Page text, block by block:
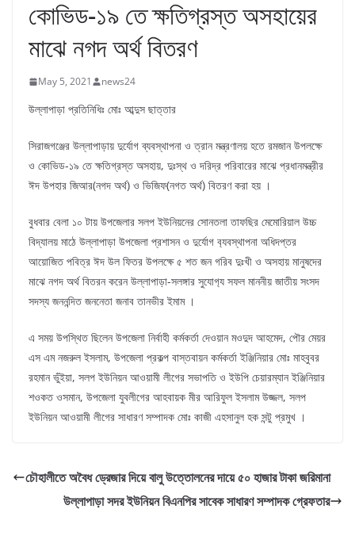
কোভিড-১৯ তে ক্ষতিগ্রস্ত অসহায়ের
মাঝে নগদ অর্থ বিতরণ
May 5, 2021 news24
উল্লাপাড়া প্রতিনিধিঃ মোঃ আব্দুস ছাত্তার
সিরাজগঞ্জের উল্লাপাড়ায় দুর্যোগ ব্যবস্থাপনা ও ত্রান মন্ত্রণালয় হতে রমজান উপলক্ষে
ও কোভিড-১৯ তে ক্ষতিগ্রস্ত অসহায়, দুঃস্থ ও দরিদ্র পরিবারের মাঝে প্রধানমন্ত্রীর
ঈদ উপহার জিআর(নগদ অর্থ) ও ভিজিফ(নগত অর্থ) বিতরণ করা হয় ।
বুধবার বেলা ১০ টায় উপজেলার সলপ ইউনিয়নের সোনতলা তাফছির মেমোরিয়াল উচ্চ
বিদ্যালয় মাঠে উল্লাপাড়া উপজেলা প্রশাসন ও দুর্যোগ ব‍্যবস্থাপনা অধিদপ্তর
আয়োজিত পবিত্র ঈদ উল ফিতর উপলক্ষে ৫ শত জন গরিব দুঃখী ও অসহায় মানুষদের
মাঝে নগদ অর্থ বিতরন করেন উল্লাপাড়া-সলঙ্গার সুযোগ‍্য সফল মাননীয় জাতীয় সংসদ
সদস্য জননন্দিত জননেতা জনাব তানভীর ইমাম ।
এ সময় উপস্থিত ছিলেন উপজেলা নির্বাহী কর্মকর্তা দেওয়ান মওদুদ আহমেদ, পৌর মেয়র
এস এম নজরুল ইসলাম, উপজেলা প্রকল্প বাস্তবায়ন কর্মকর্তা ইঞ্জিনিয়ার মোঃ মাহবুবর
রহমান ভুঁইয়া, সলপ ইউনিয়ন আওয়ামী লীগের সভাপতি ও ইউপি চেয়ারম্যান ইঞ্জিনিয়ার
শওকত ওসমান, উপজেলা যুবলীগের আহবায়ক মীর আরিফুল ইসলাম উজ্জল, সলপ
ইউনিয়ন আওয়ামী লীগের সাধারণ সম্পাদক মোঃ কাজী এহসানুল হক সন্টু প্রমুখ ।
চৌহালীতে অবৈধ ড্রেজার দিয়ে বালু উত্তোলনের দায়ে ৫০ হাজার টাকা জরিমানা
উল্লাপাড়া সদর ইউনিয়ন বিএনপির সাবেক সাধারণ সম্পাদক গ্রেফতার